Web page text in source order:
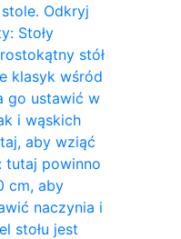
Odkryj
Stoły
stół
klasyk wśród
go ustawić w
i wąskich
aby wziąć
tutaj powinno
cm, aby
naczynia i
stołu jest